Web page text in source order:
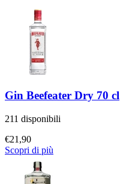
Gin Beefeater Dry 70 cl
211 disponibili
€21,90
Scopri di più